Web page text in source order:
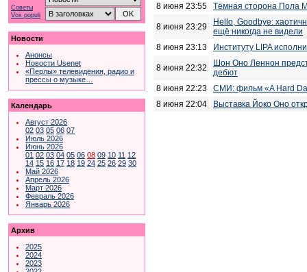
Советы
Vox populi
Новости
Анонсы
Новости Usenet
«Перлы» телевидения, радио и
прессы о музыке…
Календарь
Август 2026
02 03 05 06 07
Июль 2026
Июнь 2026
01 02 03 04 05 06 08 09 10 11 12
14 15 16 17 18 19 24 25 26 29 30
Май 2026
Апрель 2026
Март 2026
Февраль 2026
Январь 2026
Архив
2025
2024
2023
8 июня 23:55
Тёмная сторона Пола
8 июня 23:29
Hello, Goodbye:
ещё никогда не видели
8 июня 23:13
Институту LIPA
8 июня 22:32
Шон Оно Леннон
дебют
8 июня 22:23
СМИ: фильм «A Hard
8 июня 22:04
Выставка Йоко Оно